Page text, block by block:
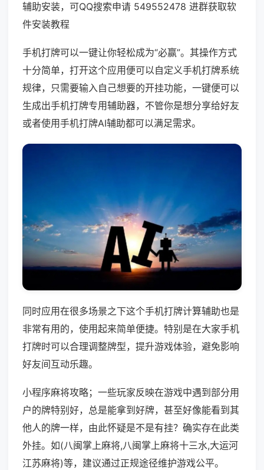
辅助安装，可QQ搜索申请 549552478 进群获取软
件安装教程
手机打牌可以一键让你轻松成为“必赢”。其操作方式
十分简单，打开这个应用便可以自定义手机打牌系统
规律，只需要输入自己想要的开挂功能，一键便可以
生成出手机打牌专用辅助器，不管你是想分享给好友
或者使用手机打牌AI辅助都可以满足需求。
同时应用在很多场景之下这个手机打牌计算辅助也是
非常有用的，使用起来简单便捷。特别是在大家手机
打牌时可以合理调整牌型，提升游戏体验，避免影响
好友间互动乐趣。
小程序麻将攻略；一些玩家反映在游戏中遇到部分用
户的牌特别好，总是能拿到好牌，甚至好像能看到其
他人的牌一样，由此怀疑是不是有挂？确实存在此类
外挂。如(八闽掌上麻将,八闽掌上麻将十三水,大运河
江苏麻将)等，建议通过正规途径维护游戏公平。